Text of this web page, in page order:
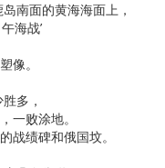
南面的黄海海面上，
海战’
像。
多，
一败涂地。
战绩碑和俄国坟。